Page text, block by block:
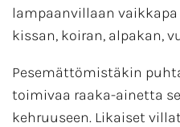
lampaanvillaan
kissan, koiran, alpakan,
Pesemättömistäkin
toimivaa raaka-ainetta
kehruuseen. Likaiset